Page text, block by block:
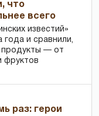
что
всего
известий»
года и сравнили,
продукты — от
фруктов
раз: герои